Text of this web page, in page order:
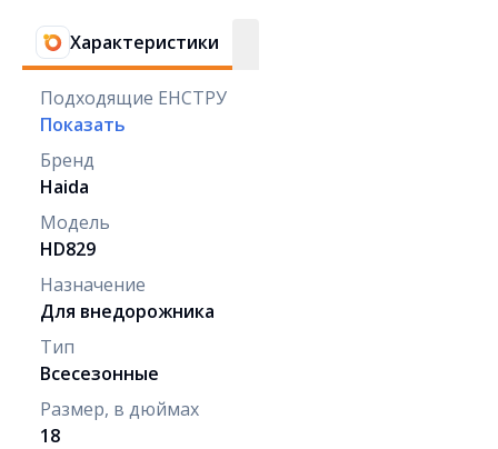
Характеристики
Подходящие ЕНСТРУ
Показать
Бренд
Haida
Модель
HD829
Назначение
Для внедорожника
Тип
Всесезонные
Размер, в дюймах
18